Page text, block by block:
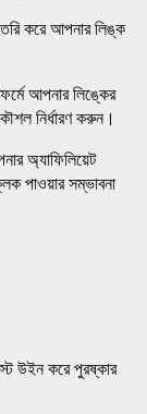
করে আপনার লিঙ্ক
আপনার লিঙ্কের
নির্ধারণ করুন।
অ্যাফিলিয়েট
পাওয়ার সম্ভাবনা
উইন করে পুরষ্কার